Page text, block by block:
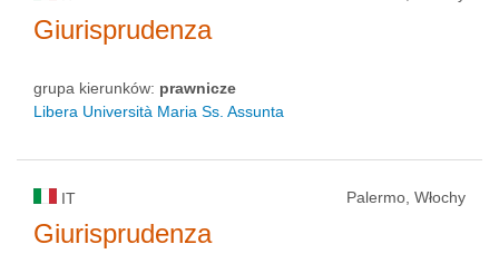
Giurisprudenza
grupa kierunków: prawnicze
Libera Università Maria Ss. Assunta
IT Palermo, Włochy
Giurisprudenza